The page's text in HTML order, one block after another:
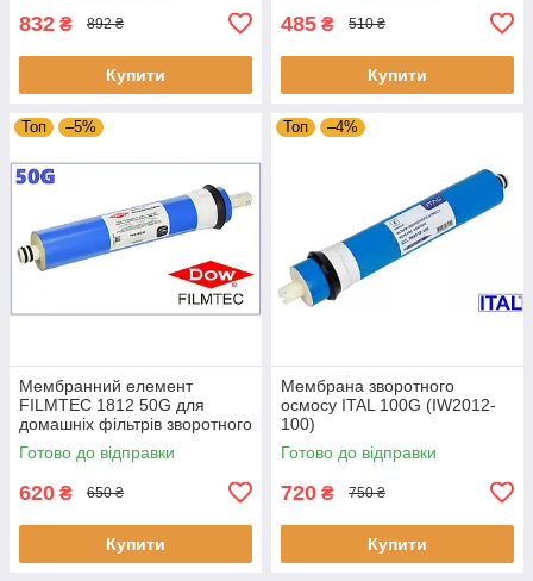
832 ₴ 892 ₴
Купити
485 ₴ 510 ₴
Купити
Топ –5%
Мембранний елемент
FILMTEC 1812 50G для
домашніх фільтрів зворотного
осмосу
Готово до відправки
620 ₴ 650 ₴
Купити
Топ –4%
Мембрана зворотного
осмосу ITAL 100G (IW2012-
100)
Готово до відправки
720 ₴ 750 ₴
Купити